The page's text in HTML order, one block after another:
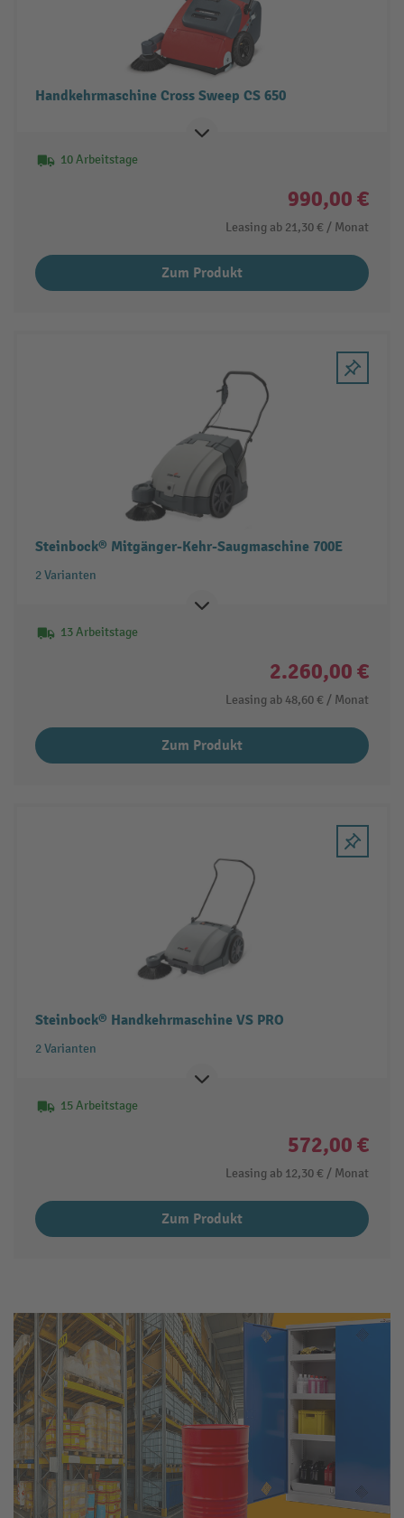
Handkehrmaschine Cross Sweep CS 650
10 Arbeitstage
990,00 €
Leasing ab 21,30 € / Monat
Zum Produkt
Steinbock® Mitgänger-Kehr-Saugmaschine 700E
2 Varianten
13 Arbeitstage
2.260,00 €
Leasing ab 48,60 € / Monat
Zum Produkt
Steinbock® Handkehrmaschine VS PRO
2 Varianten
15 Arbeitstage
572,00 €
Leasing ab 12,30 € / Monat
Zum Produkt